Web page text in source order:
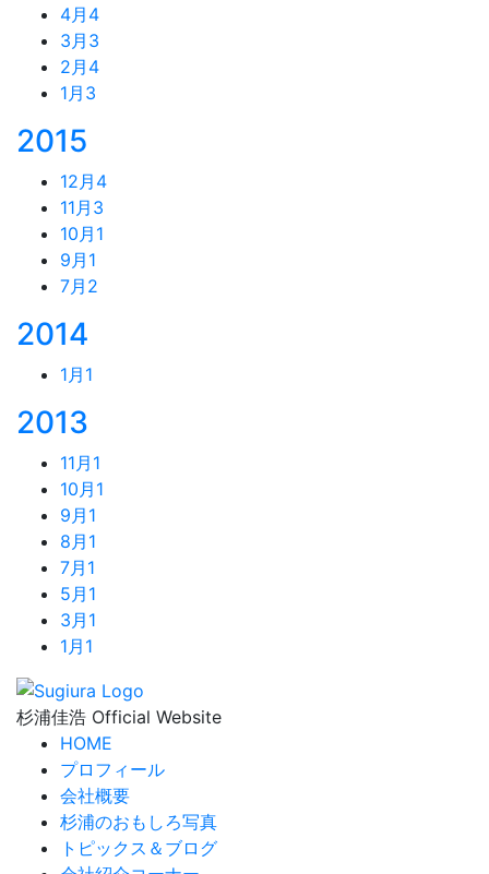
4月 4
3月 3
2月 4
1月 3
2015
12月 4
11月 3
10月 1
9月 1
7月 2
2014
1月 1
2013
11月 1
10月 1
9月 1
8月 1
7月 1
5月 1
3月 1
1月 1
杉浦佳浩 Official Website
HOME
プロフィール
会社概要
杉浦のおもしろ写真
トピックス＆ブログ